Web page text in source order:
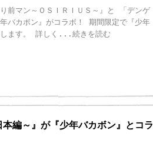
前マン～ＯＳＩＲＩＵＳ～』と 「デンゲ
バカボン』がコラボ！ 期間限定で『少年
ます。 詳しく ...続きを読む
編～』が『少年バカボン』とコラ